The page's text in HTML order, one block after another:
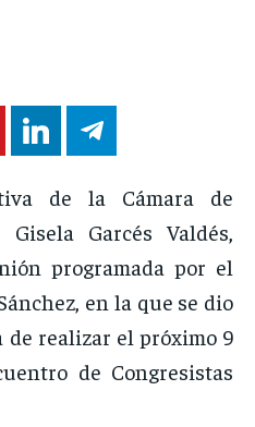
de la Cámara de
Garcés Valdés,
programada por el
en la que se dio
de realizar el próximo 9
de Congresistas